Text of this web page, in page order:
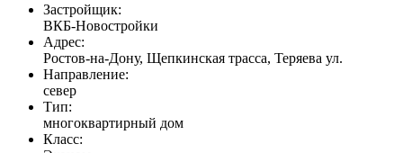
Застройщик:
ВКБ-Новостройки
Адрес:
Ростов-на-Дону, Щепкинская трасса, Теряева ул.
Направление:
север
Тип:
многоквартирный дом
Класс: